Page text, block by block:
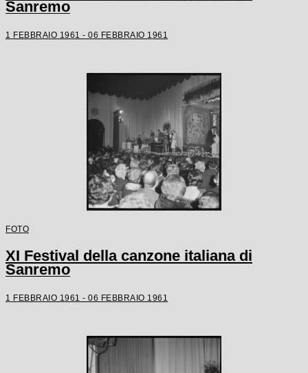
Sanremo
1 FEBBRAIO 1961 - 06 FEBBRAIO 1961
FOTO
XI Festival della canzone italiana di
Sanremo
1 FEBBRAIO 1961 - 06 FEBBRAIO 1961